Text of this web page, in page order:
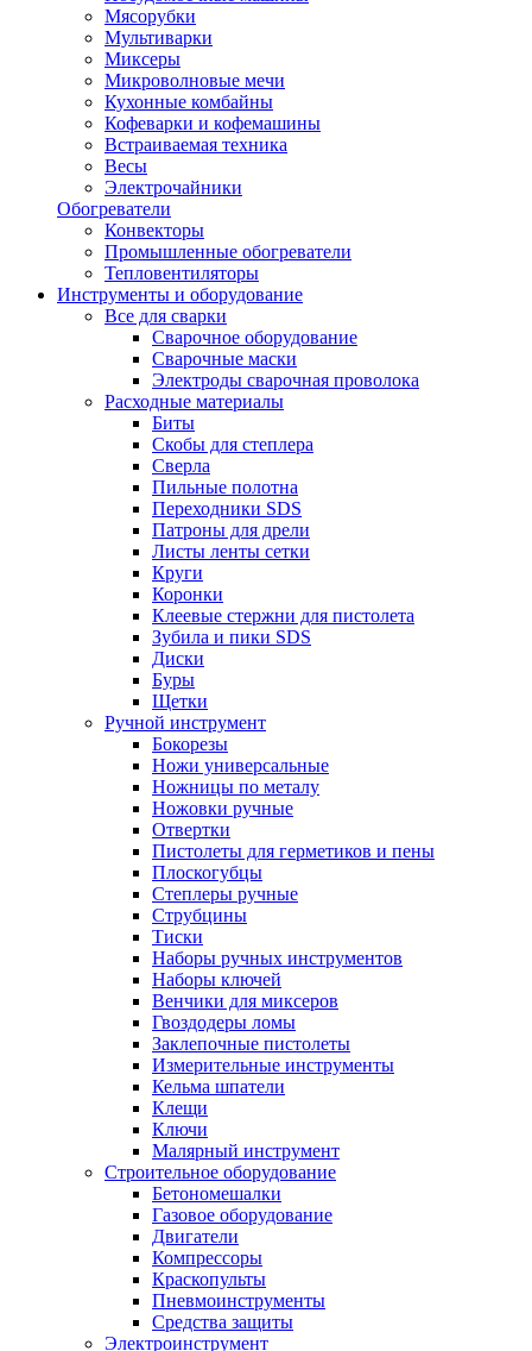
Мясорубки
Мультиварки
Миксеры
Микроволновые мечи
Кухонные комбайны
Кофеварки и кофемашины
Встраиваемая техника
Весы
Электрочайники
Обогреватели
Конвекторы
Промышленные обогреватели
Тепловентиляторы
Инструменты и оборудование
Все для сварки
Сварочное оборудование
Сварочные маски
Электроды сварочная проволока
Расходные материалы
Биты
Скобы для степлера
Сверла
Пильные полотна
Переходники SDS
Патроны для дрели
Листы ленты сетки
Круги
Коронки
Клеевые стержни для пистолета
Зубила и пики SDS
Диски
Буры
Щетки
Ручной инструмент
Бокорезы
Ножи универсальные
Ножницы по металу
Ножовки ручные
Отвертки
Пистолеты для герметиков и пены
Плоскогубцы
Степлеры ручные
Струбцины
Тиски
Наборы ручных инструментов
Наборы ключей
Венчики для миксеров
Гвоздодеры ломы
Заклепочные пистолеты
Измерительные инструменты
Кельма шпатели
Клещи
Ключи
Малярный инструмент
Строительное оборудование
Бетономешалки
Газовое оборудование
Двигатели
Компрессоры
Краскопульты
Пневмоинструменты
Средства защиты
Электроинструмент